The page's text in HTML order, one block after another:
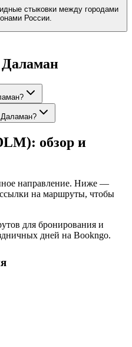
стыковки между городами
России.
Даламан
обзор и
направление. Ниже —
на маршруты, чтобы
для бронирования и
дней на Bookngo.